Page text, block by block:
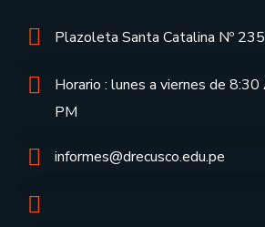
Plazoleta Santa Catalina Nº 235
Horario : lunes a viernes de
PM
informes@drecusco.edu.pe